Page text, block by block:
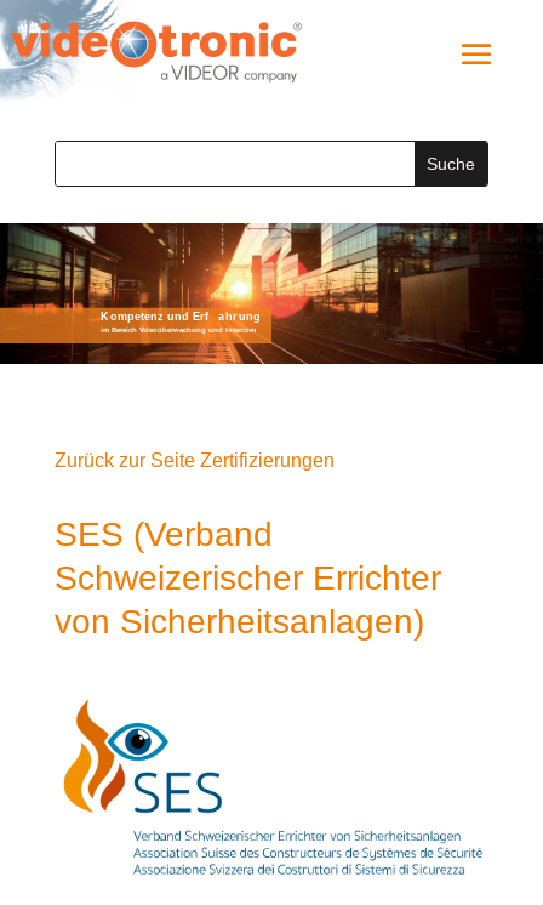
Zurück zur Seite Zertifizierungen
SES (Verband
Schweizerischer Errichter
von Sicherheitsanlagen)